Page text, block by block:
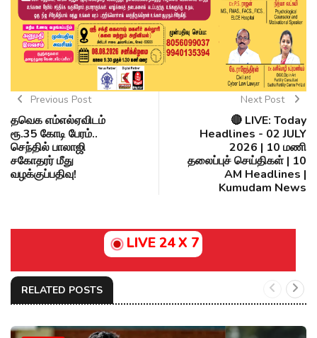
Previous Post
தவெக எம்எல்ஏவிடம்
ரூ.35 கோடி பேரம்..
செந்தில் பாலாஜி
சகோதரர் மீது
வழக்குப்பதிவு!
Next Post
🔴 LIVE: Today
Headlines - 02 JULY
2026 | 10 மணி
தலைப்புச் செய்திகள் | 10
AM Headlines |
Kumudam News
LIVE 24 X 7
RELATED POSTS